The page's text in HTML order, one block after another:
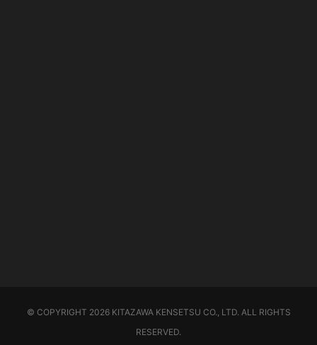
© COPYRIGHT 2026 KITAZAWA KENSETSU CO., LTD. ALL RIGHTS
RESERVED.